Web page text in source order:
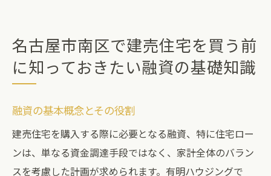
名古屋市南区で建売住宅を買う前
に知っておきたい融資の基礎知識
融資の基本概念とその役割
建売住宅を購入する際に必要となる融資、特に住宅ロー
ンは、単なる資金調達手段ではなく、家計全体のバラン
スを考慮した計画が求められます。有明ハウジングで